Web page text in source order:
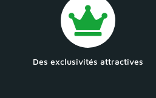
Des exclusivités attractives